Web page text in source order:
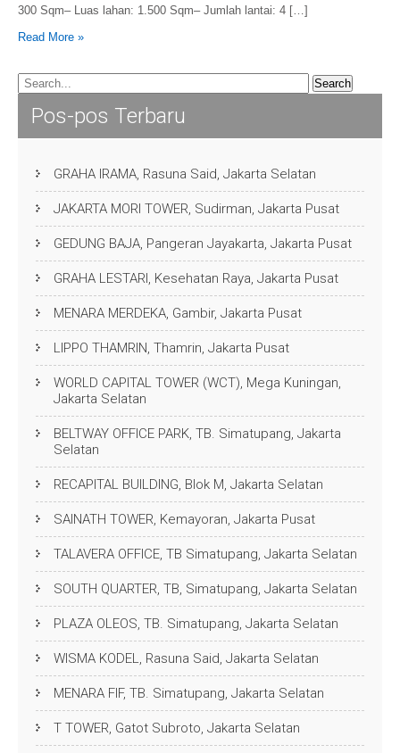
300 Sqm– Luas lahan: 1.500 Sqm– Jumlah lantai: 4 […]
Read More »
Pos-pos Terbaru
GRAHA IRAMA, Rasuna Said, Jakarta Selatan
JAKARTA MORI TOWER, Sudirman, Jakarta Pusat
GEDUNG BAJA, Pangeran Jayakarta, Jakarta Pusat
GRAHA LESTARI, Kesehatan Raya, Jakarta Pusat
MENARA MERDEKA, Gambir, Jakarta Pusat
LIPPO THAMRIN, Thamrin, Jakarta Pusat
WORLD CAPITAL TOWER (WCT), Mega Kuningan,
Jakarta Selatan
BELTWAY OFFICE PARK, TB. Simatupang, Jakarta
Selatan
RECAPITAL BUILDING, Blok M, Jakarta Selatan
SAINATH TOWER, Kemayoran, Jakarta Pusat
TALAVERA OFFICE, TB Simatupang, Jakarta Selatan
SOUTH QUARTER, TB, Simatupang, Jakarta Selatan
PLAZA OLEOS, TB. Simatupang, Jakarta Selatan
WISMA KODEL, Rasuna Said, Jakarta Selatan
MENARA FIF, TB. Simatupang, Jakarta Selatan
T TOWER, Gatot Subroto, Jakarta Selatan